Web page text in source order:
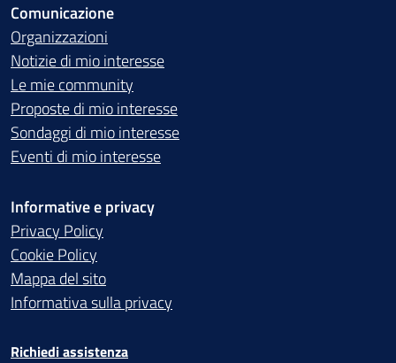
Comunicazione
Organizzazioni
Notizie di mio interesse
Le mie community
Proposte di mio interesse
Sondaggi di mio interesse
Eventi di mio interesse
Informative e privacy
Privacy Policy
Cookie Policy
Mappa del sito
Informativa sulla privacy
Richiedi assistenza